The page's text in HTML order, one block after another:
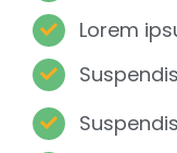
Lorem